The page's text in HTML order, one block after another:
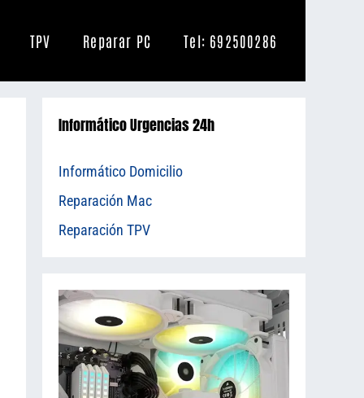
TPV Reparar PC Tel: 692500286
Informático Urgencias 24h
Informático Domicilio
Reparación Mac
Reparación TPV